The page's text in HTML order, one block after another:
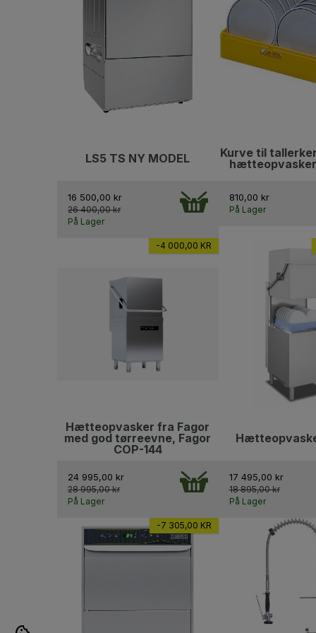
LS5 TS NY MODEL
16 500,00 kr
26 400,00 kr
På Lager
Kurve til
810,00 kr
På Lager
-4 000,00 KR
Hætteopvasker fra Fagor
med god tørreevne, Fagor
COP-144
24 995,00 kr
28 995,00 kr
På Lager
17 495,00 kr
18 895,00 kr
På Lager
-7 305,00 KR